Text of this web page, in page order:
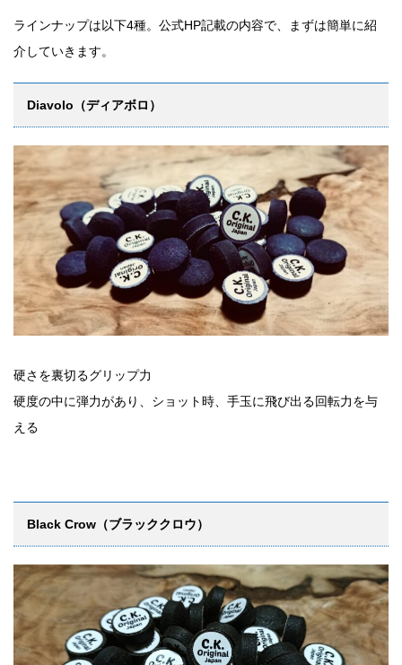
ラインナップは以下4種。公式HP記載の内容で、まずは簡単に紹
介していきます。
Diavolo（ディアボロ）
硬さを裏切るグリップ力
硬度の中に弾力があり、ショット時、手玉に飛び出る回転力を与
える
Black Crow（ブラッククロウ）